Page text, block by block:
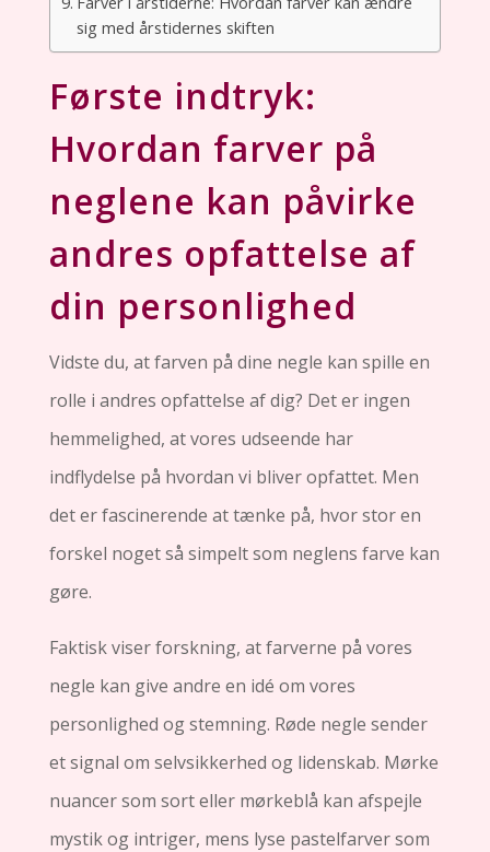
sig med årstidernes skiften
Første indtryk:
Hvordan farver på
neglene kan påvirke
andres opfattelse af
din personlighed
Vidste du, at farven på dine negle kan spille en
rolle i andres opfattelse af dig? Det er ingen
hemmelighed, at vores udseende har
indflydelse på hvordan vi bliver opfattet. Men
det er fascinerende at tænke på, hvor stor en
forskel noget så simpelt som neglens farve kan
gøre.
Faktisk viser forskning, at farverne på vores
negle kan give andre en idé om vores
personlighed og stemning. Røde negle sender
et signal om selvsikkerhed og lidenskab. Mørke
nuancer som sort eller mørkeblå kan afspejle
mystik og intriger, mens lyse pastelfarver som